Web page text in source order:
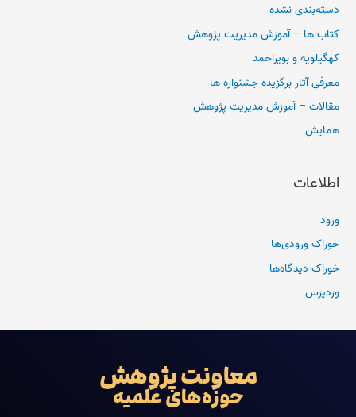
دسته‌بندی نشده
کتاب ها – آموزش مدیریت پژوهش
کهگیلویه و بویراحمد
معرفی آثار برگزیده جشنواره ها
مقالات – آموزش مدیریت پژوهش
همایش
اطلاعات
ورود
خوراک ورودی‌ها
خوراک دیدگاه‌ها
وردپرس
معاونت پژوهش
حوزه‌های علمیه